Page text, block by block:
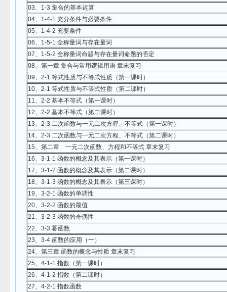
03、1-3 集合的基本运算
04、1-4-1 充分条件与必要条件
05、1-4-2 充要条件
06、1-5-1 全称量词与存在量词
07、1-5-2 全称量词命题与存在量词命题的否定
08、第一章 集合与常用逻辑用语 章末复习
09、2-1 等式性质与不等式性质（第一课时）
10、2-1 等式性质与不等式性质（第二课时）
11、2-2 基本不等式（第一课时）
12、2-2 基本不等式（第二课时）
13、2-3 二次函数与一元二次方程、不等式（第一课时）
14、2-3 二次函数与一元二次方程、不等式（第二课时）
15、第二章 一元二次函数、方程和不等式 章末复习
16、3-1-1 函数的概念及其表示（第一课时）
17、3-1-2 函数的概念及其表示（第二课时）
18、3-1-3 函数的概念及其表示（第三课时）
19、3-2-1 函数的单调性
20、3-2-2 函数的最值
21、3-2-3 函数的奇偶性
22、3-3 幂函数
23、3-4 函数的应用（一）
24、第三章 函数的概念与性质 章末复习
25、4-1-1 指数（第一课时）
26、4-1-2 指数（第二课时）
27、4-2-1 指数函数